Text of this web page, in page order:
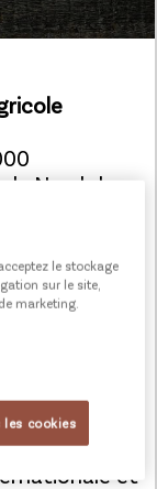
Nord dans
au long de
groupe
Unibake
pour
expertise
un
et
le stockage
sur le site,
marketing.
les cookies